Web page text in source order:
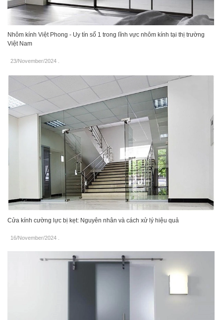
Nhôm kính Việt Phong - Uy tín số 1 trong lĩnh vực nhôm kính tại thị trường
Việt Nam
23/November/2024
Cửa kính cường lực bị kẹt: Nguyên nhân và cách xử lý hiệu quả
16/November/2024